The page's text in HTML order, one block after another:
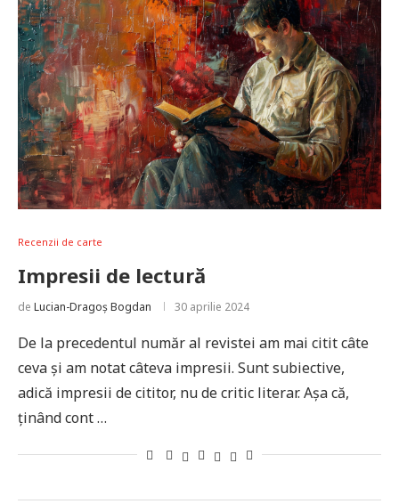
Recenzii de carte
Impresii de lectură
de Lucian-Dragoș Bogdan 30 aprilie 2024
De la precedentul număr al revistei am mai citit câte
ceva și am notat câteva impresii. Sunt subiective,
adică impresii de cititor, nu de critic literar. Așa că,
ținând cont …